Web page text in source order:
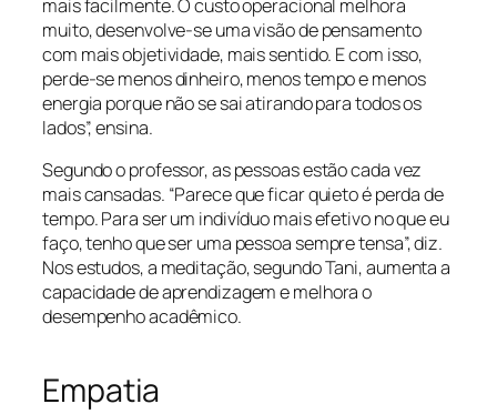
mais facilmente. O custo operacional melhora
muito, desenvolve-se uma visão de pensamento
com mais objetividade, mais sentido. E com isso,
perde-se menos dinheiro, menos tempo e menos
energia porque não se sai atirando para todos os
lados”, ensina.
Segundo o professor, as pessoas estão cada vez
mais cansadas. “Parece que ficar quieto é perda de
tempo. Para ser um indivíduo mais efetivo no que eu
faço, tenho que ser uma pessoa sempre tensa”, diz.
Nos estudos, a meditação, segundo Tani, aumenta a
capacidade de aprendizagem e melhora o
desempenho acadêmico.
Empatia